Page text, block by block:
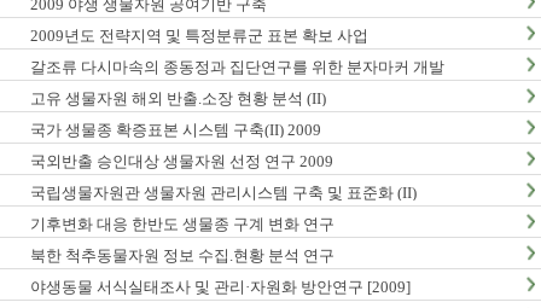
2009 야생 생물자원 공여기반 구축
2009년도 전략지역 및 특정분류군 표본 확보 사업
갈조류 다시마속의 종동정과 집단연구를 위한 분자마커 개발
고유 생물자원 해외 반출.소장 현황 분석 (II)
국가 생물종 확증표본 시스템 구축(II) 2009
국외반출 승인대상 생물자원 선정 연구 2009
국립생물자원관 생물자원 관리시스템 구축 및 표준화 (II)
기후변화 대응 한반도 생물종 구계 변화 연구
북한 척추동물자원 정보 수집.현황 분석 연구
야생동물 서식실태조사 및 관리·자원화 방안연구 [2009]